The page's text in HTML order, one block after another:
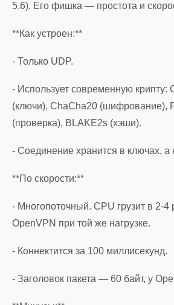
5.6). Его фишка — простота и
**Как устроен:**
- Только UDP.
- Использует современную крипту:
(ключи), ChaCha20 (шифрование),
(проверка), BLAKE2s (хэши).
- Соединение хранится в ключах, а
**По скорости:**
- Многопоточный. CPU грузит в 2-
OpenVPN при той же нагрузке.
- Коннектится за 100 миллисекунд.
- Заголовок пакета — 60 байт, у